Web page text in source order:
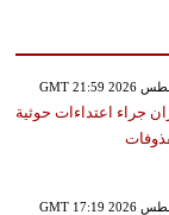
نجران جراء اعتداءات حوثية